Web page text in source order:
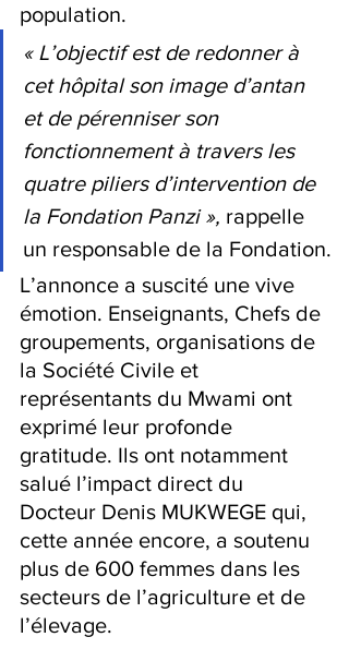
population.
‎« L’objectif est de redonner à
cet hôpital son image d’antan
et de pérenniser son
fonctionnement à travers les
quatre piliers d’intervention de
la Fondation Panzi », rappelle
un responsable de la Fondation.
‎L’annonce a suscité une vive
émotion. Enseignants, Chefs de
groupements, organisations de
la Société Civile et
représentants du Mwami ont
exprimé leur profonde
gratitude. Ils ont notamment
salué l’impact direct du
Docteur Denis MUKWEGE qui,
cette année encore, a soutenu
plus de 600 femmes dans les
secteurs de l’agriculture et de
l’élevage.